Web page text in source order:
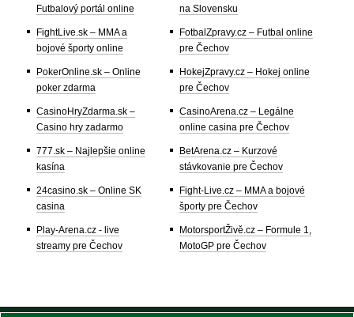
Futbalový portál online
FightLive.sk – MMA a
bojové športy online
PokerOnline.sk – Online
poker zdarma
CasinoHryZdarma.sk –
Casino hry zadarmo
777.sk – Najlepšie online
kasína
24casino.sk – Online SK
casina
Play-Arena.cz - live
streamy pre Čechov
na Slovensku
FotbalZpravy.cz – Futbal online
pre Čechov
HokejZpravy.cz – Hokej online
pre Čechov
CasinoArena.cz – Legálne
online casina pre Čechov
BetArena.cz – Kurzové
stávkovanie pre Čechov
Fight-Live.cz – MMA a bojové
športy pre Čechov
MotorsportŽivě.cz – Formule 1,
MotoGP pre Čechov